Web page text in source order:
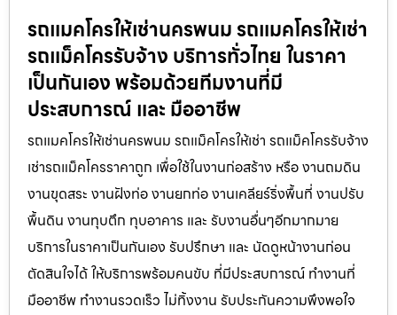
รถแมคโครให้เช่านครพนม รถแมคโครให้เช่า
รถแม็คโครรับจ้าง บริการทั่วไทย ในราคา
เป็นกันเอง พร้อมด้วยทีมงานที่มี
ประสบการณ์ และ มืออาชีพ
รถแมคโครให้เช่านครพนม รถแม็คโครให้เช่า รถแม็คโครรับจ้าง
เช่ารถแม็คโครราคาถูก เพื่อใช้ในงานก่อสร้าง หรือ งานถมดิน
งานขุดสระ งานฝังท่อ งานยกท่อ งานเคลียร์ริ่งพื้นที่ งานปรับ
พื้นดิน งานทุบตึก ทุบอาคาร และ รับงานอื่นๆอีกมากมาย
บริการในราคาเป็นกันเอง รับปรึกษา และ นัดดูหน้างานก่อน
ตัดสินใจได้ ให้บริการพร้อมคนขับ ที่มีประสบการณ์ ทำงานที่
มืออาชีพ ทำงานรวดเร็ว ไม่ทิ้งงาน รับประกันความพึงพอใจ